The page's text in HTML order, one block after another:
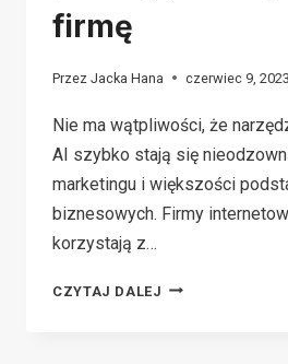
firmę
Przez Jacka Hana czerwiec 9, 2023
Nie ma wątpliwości, że
AI szybko stają się
marketingu i większości
biznesowych. Firmy
korzystają z…
CZYTAJ DALEJ PONAD